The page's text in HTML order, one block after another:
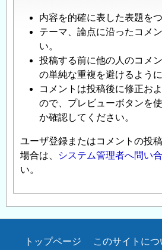
内容を的確に表した表題を
テーマ、論点に沿ったコメ
い。
投稿する前に他の人のコメ
の単純な重複を避けるよう
コメントは投稿後に修正お
ので、プレビューボタンを
か確認してください。
ユーザ登録またはコメントの投
場合は、
システム管理者へ問い
い。
Secondary
トップページ このサイトにつ